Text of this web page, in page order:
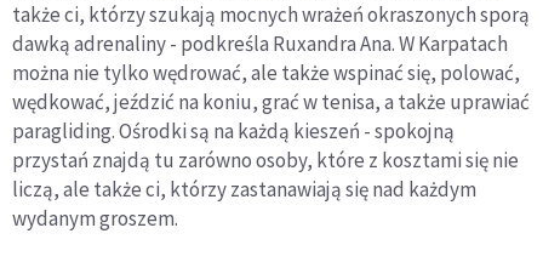
także ci, którzy szukają mocnych wrażeń okraszonych sporą
dawką adrenaliny - podkreśla Ruxandra Ana. W Karpatach
można nie tylko wędrować, ale także wspinać się, polować,
wędkować, jeździć na koniu, grać w tenisa, a także uprawiać
paragliding. Ośrodki są na każdą kieszeń - spokojną
przystań znajdą tu zarówno osoby, które z kosztami się nie
liczą, ale także ci, którzy zastanawiają się nad każdym
wydanym groszem.